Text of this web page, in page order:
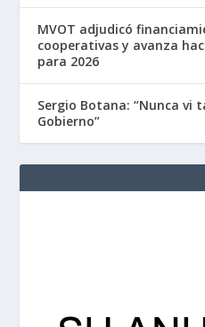
MVOT adjudicó
cooperativas y avanza
para 2026
Sergio Botana: “Nunca vi
Gobierno”